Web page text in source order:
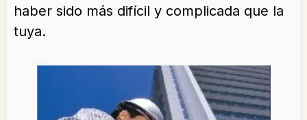
haber sido más difícil y complicada que la
tuya.